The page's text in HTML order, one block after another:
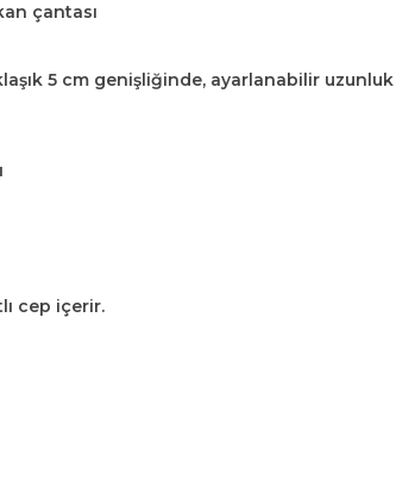
çantası
5 cm genişliğinde, ayarlanabilir uzunluk
cep içerir.